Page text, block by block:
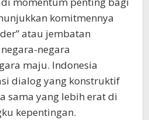
komitmennya
atau jembatan
negara
maju. Indonesia
dialog yang konstruktif
sama yang lebih erat di
kepentingan.